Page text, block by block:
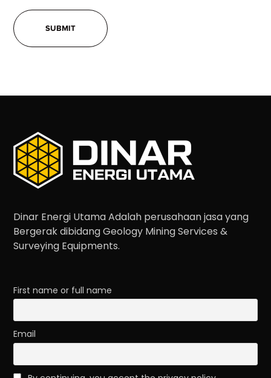
Dinar Energi Utama Adalah perusahaan jasa yang
Bergerak dibidang Geology Mining Services &
Surveying Equipments.
First name or full name
Email